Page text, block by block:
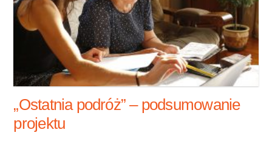
„Ostatnia podróż” – podsumowanie
projektu